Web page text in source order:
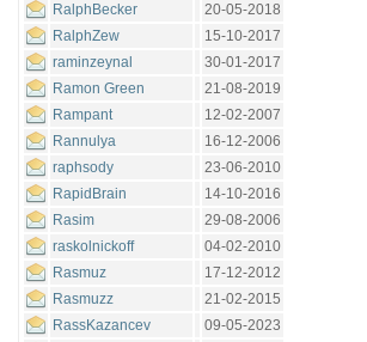
RalphBecker
20-05-2018
RalphZew
15-10-2017
raminzeynal
30-01-2017
Ramon Green
21-08-2019
Rampant
12-02-2007
Rannulya
16-12-2006
raphsody
23-06-2010
RapidBrain
14-10-2016
Rasim
29-08-2006
raskolnickoff
04-02-2010
Rasmuz
17-12-2012
Rasmuzz
21-02-2015
RassKazancev
09-05-2023